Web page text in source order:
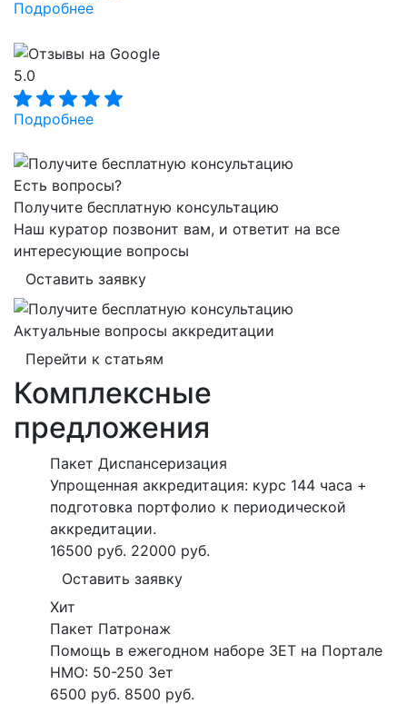
Подробнее
5.0
Подробнее
Есть вопросы?
Получите бесплатную консультацию
Наш куратор позвонит вам, и ответит на все
интересующие вопросы
Оставить заявку
Актуальные вопросы аккредитации
Перейти к статьям
Комплексные
предложения
Пакет Диспансеризация
Упрощенная аккредитация: курс 144 часа +
подготовка портфолио к периодической
аккредитации.
16500 руб. 22000 руб.
Оставить заявку
Хит
Пакет Патронаж
Помощь в ежегодном наборе ЗЕТ на Портале
НМО: 50-250 Зет
6500 руб. 8500 руб.